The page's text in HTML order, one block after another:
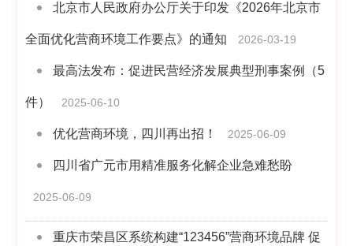
北京市人民政府办公厅关于印发《2026年北京市
全面优化营商环境工作要点》的通知 2026-03-19
最高法发布：促进民营经济发展典型刑事案例（5
件） 2025-06-10
优化营商环境，四川再出招！ 2025-06-09
四川省广元市用精准服务化解企业急难愁盼
2025-06-09
重庆市荣昌区系统构建“123456”营商环境品牌 促